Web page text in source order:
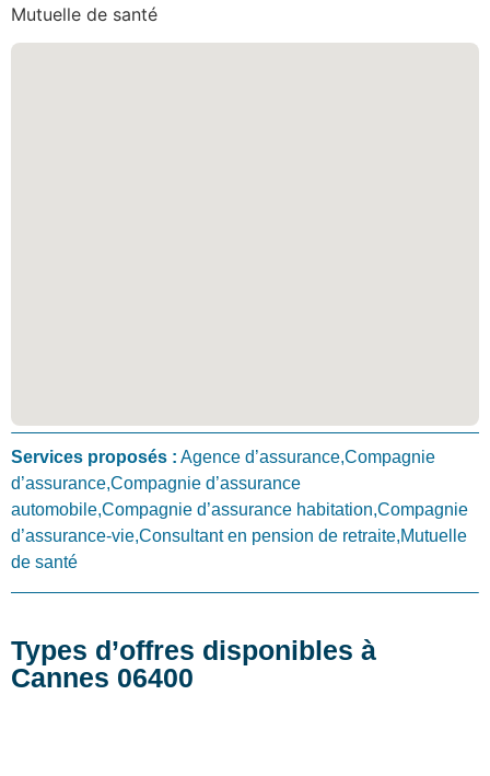
Mutuelle de santé
Services proposés : Agence d’assurance,Compagnie
d’assurance,Compagnie d’assurance
automobile,Compagnie d’assurance habitation,Compagnie
d’assurance-vie,Consultant en pension de retraite,Mutuelle
de santé
Types d’offres disponibles à
Cannes 06400